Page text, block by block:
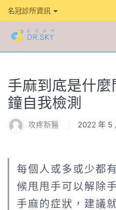
名冠診所資訊
手麻到底是什
鐘自我檢測
攻疼新醫 2022 年 5
每個人或多或少都
候甩甩手可以解除
手麻的症狀，建議